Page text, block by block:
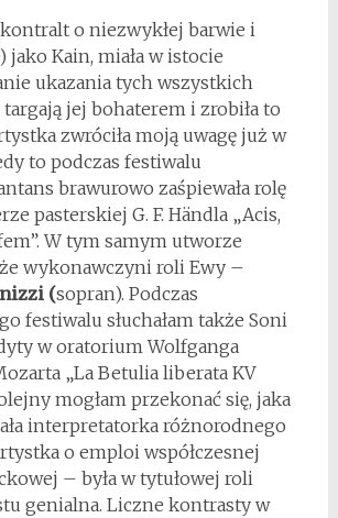
o niezwykłej barwie i
jako Kain, miała w istocie
ukazania tych wszystkich
jej bohaterem i zrobiła to
zwróciła moją uwagę już w
to podczas festiwalu
brawurowo zaśpiewała rolę
pasterskiej G. F. Händla „Acis,
W tym samym utworze
wykonawczyni roli Ewy –
(sopran). Podczas
festiwalu słuchałam także Soni
w oratorium Wolfganga
„La Betulia liberata KV
mogłam przekonać się, jaka
interpretatorka różnorodnego
o emploi współczesnej
– była w tytułowej roli
genialna. Liczne kontrasty w